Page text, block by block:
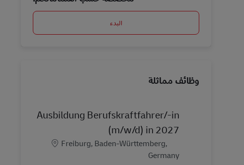
البدء
وظائف مماثلة
Ausbildung Berufskraftfahrer/-in
(m/w/d) in 2027
الموقع
Freiburg, Baden-Württemberg,
Germany